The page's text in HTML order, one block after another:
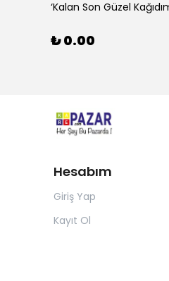
₺ 0.00
Hesabım
Giriş Yap
Kayıt Ol